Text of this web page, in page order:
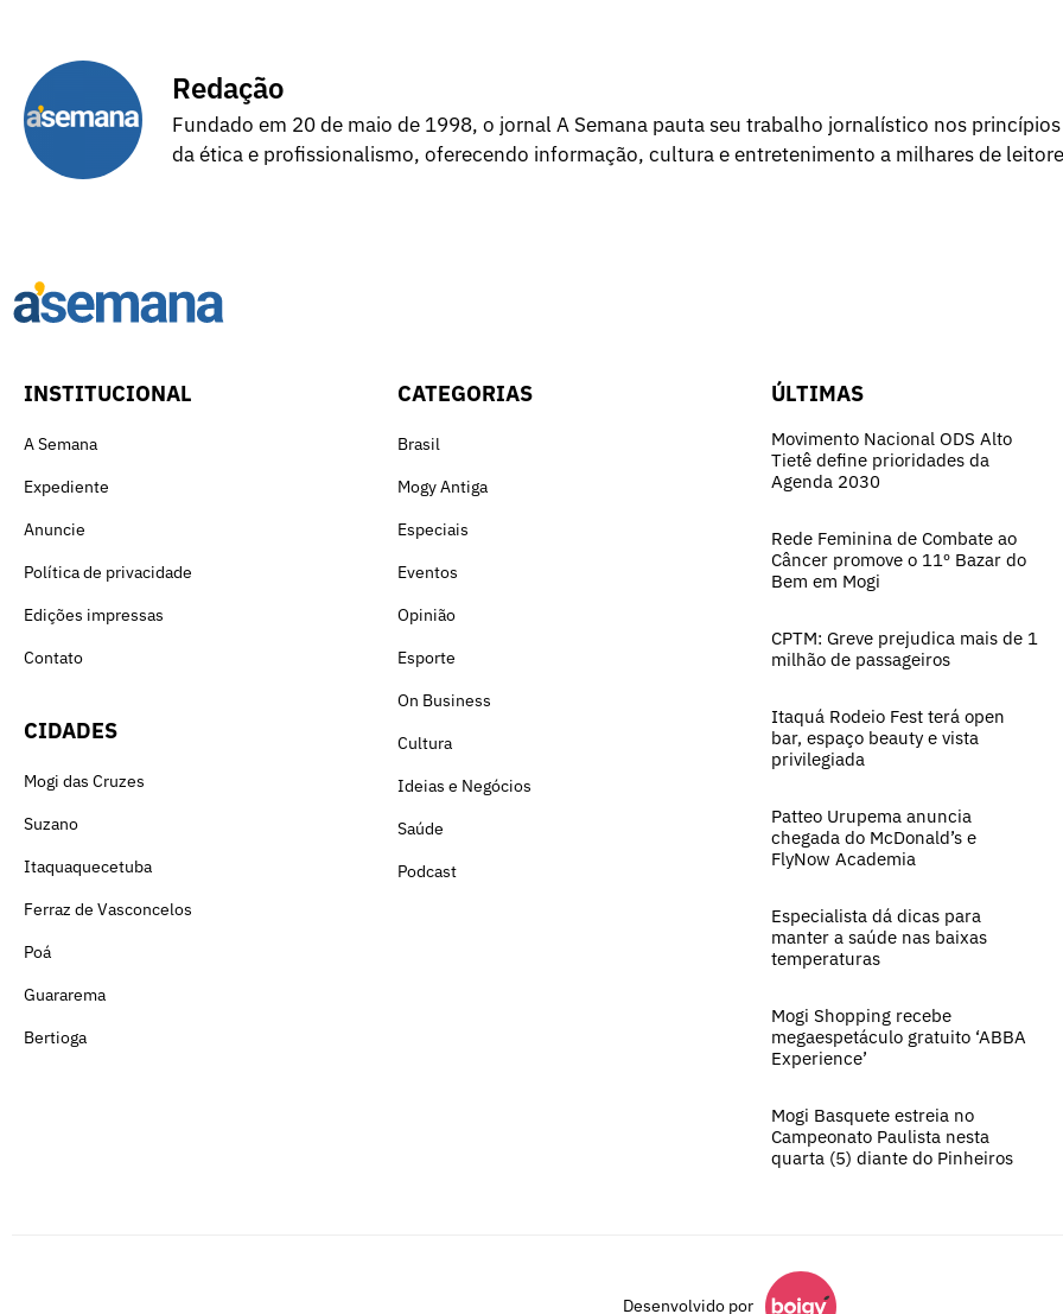
Redação
Fundado em 20 de maio de 1998, o jornal A Semana pauta seu trabalho jornalístico nos princípios
da ética e profissionalismo, oferecendo informação, cultura e entretenimento a milhares de
INSTITUCIONAL
A Semana
Expediente
Anuncie
Política de privacidade
Edições impressas
Contato
CIDADES
Mogi das Cruzes
Suzano
Itaquaquecetuba
Ferraz de Vasconcelos
Poá
Guararema
Bertioga
CATEGORIAS
Brasil
Mogy Antiga
Especiais
Eventos
Opinião
Esporte
On Business
Cultura
Ideias e Negócios
Saúde
Podcast
ÚLTIMAS
Movimento Nacional ODS Alto
Tietê define prioridades da
Agenda 2030
Rede Feminina de Combate ao
Câncer promove o 11º Bazar do
Bem em Mogi
CPTM: Greve prejudica mais de 1
milhão de passageiros
Itaquá Rodeio Fest terá open
bar, espaço beauty e vista
privilegiada
Patteo Urupema anuncia
chegada do McDonald’s e
FlyNow Academia
Especialista dá dicas para
manter a saúde nas baixas
temperaturas
Mogi Shopping recebe
megaespetáculo gratuito ‘ABBA
Experience’
Mogi Basquete estreia no
Campeonato Paulista nesta
quarta (5) diante do Pinheiros
Desenvolvido por